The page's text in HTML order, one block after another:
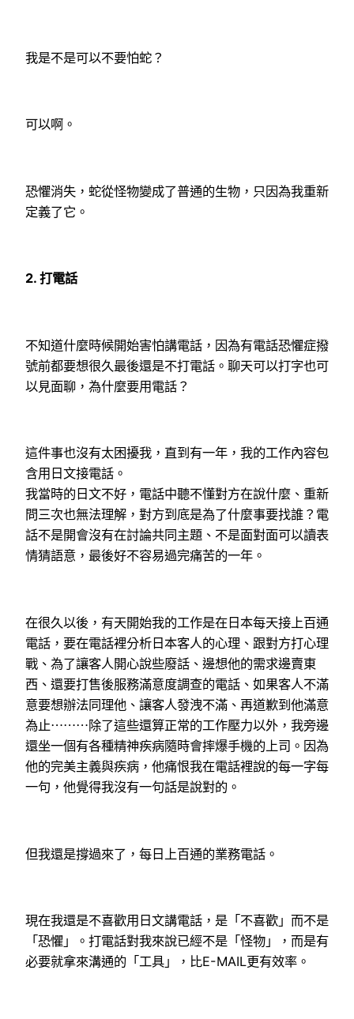
我是不是可以不要怕蛇？
可以啊。
恐懼消失，蛇從怪物變成了普通的生物，只因為我重新
定義了它。
2. 打電話
不知道什麼時候開始害怕講電話，因為有電話恐懼症撥
號前都要想很久最後還是不打電話。聊天可以打字也可
以見面聊，為什麼要用電話？
這件事也沒有太困擾我，直到有一年，我的工作內容包
含用日文接電話。
我當時的日文不好，電話中聽不懂對方在說什麼、重新
問三次也無法理解，對方到底是為了什麼事要找誰？電
話不是開會沒有在討論共同主題、不是面對面可以讀表
情猜語意，最後好不容易過完痛苦的一年。
在很久以後，有天開始我的工作是在日本每天接上百通
電話，要在電話裡分析日本客人的心理、跟對方打心理
戰、為了讓客人開心說些廢話、邊想他的需求邊賣東
西、還要打售後服務滿意度調查的電話、如果客人不滿
意要想辦法同理他、讓客人發洩不滿、再道歉到他滿意
為止⋯⋯⋯除了這些還算正常的工作壓力以外，我旁邊
還坐一個有各種精神疾病隨時會摔爆手機的上司。因為
他的完美主義與疾病，他痛恨我在電話裡說的每一字每
一句，他覺得我沒有一句話是說對的。
但我還是撐過來了，每日上百通的業務電話。
現在我還是不喜歡用日文講電話，是「不喜歡」而不是
「恐懼」。打電話對我來說已經不是「怪物」，而是有
必要就拿來溝通的「工具」，比E-MAIL更有效率。